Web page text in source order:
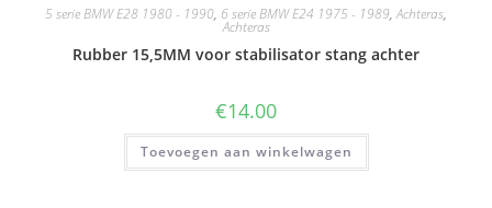
5 serie BMW E28 1980 - 1990, 6 serie BMW E24 1975 - 1989,Achteras,
Achteras
Rubber 15,5MM voor stabilisator stang achter
€14.00
Toevoegen aan winkelwagen